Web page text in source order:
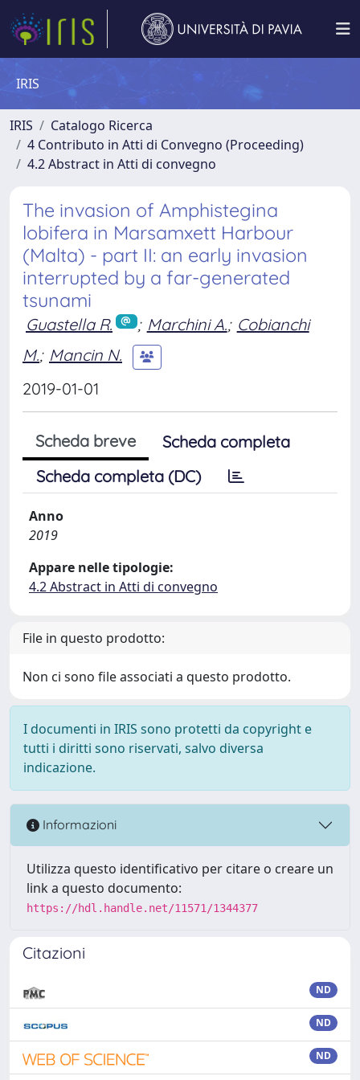
IRIS
IRIS
Catalogo Ricerca
4 Contributo in Atti di Convegno (Proceeding)
4.2 Abstract in Atti di convegno
The invasion of Amphistegina
lobifera in Marsamxett Harbour
(Malta) - part II: an early invasion
interrupted by a far-generated
tsunami
Guastella R. ; Marchini A.; Cobianchi
M.; Mancin N.
2019-01-01
Scheda breve
Scheda completa
Scheda completa (DC)
Anno
2019
Appare nelle tipologie:
4.2 Abstract in Atti di convegno
File in questo prodotto:
Non ci sono file associati a questo prodotto.
I documenti in IRIS sono protetti da copyright e
tutti i diritti sono riservati, salvo diversa
indicazione.
Informazioni
Utilizza questo identificativo per citare o creare un
link a questo documento:
https://hdl.handle.net/11571/1344377
Citazioni
ND
ND
ND